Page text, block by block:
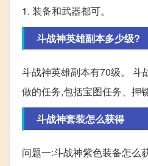
1. 装备和武器都可。
斗战神英雄副本多少级?
斗战神英雄副本有70级。 斗
做的任务,包括宝图任务、押镖
斗战神套装怎么获得
问题一:斗战神紫色装备怎么